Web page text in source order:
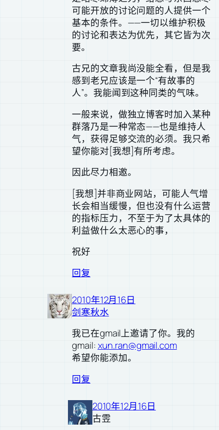
可能开放的讨论问题的人提供一个
基本的条件。——一切以维护积极
的讨论和表达为优先，其它皆为次
要。
古兄的文章我尚没能全看，但是我
感到老兄应该是一个“有故事的
人”。我能闻到这种同类的气味。
一般来说，做独立博客时加入某种
群落乃是一种常态——也是维持人
气，获得足够交流的必须。我只希
望你能对[我想]有所考虑。
因此尽力相邀。
[我想]并非商业网站，可能人气增
长会相当缓慢，但也没有什么运营
的指标压力，不至于为了太具体的
利益做什么太恶心的事，
祝好
回复
2010年12月16日
剑寒秋水
我已在gmail上邀请了你。我的
gmail:xun.ran@gmail.com
希望你能添加。
回复
2010年12月16日
古雴